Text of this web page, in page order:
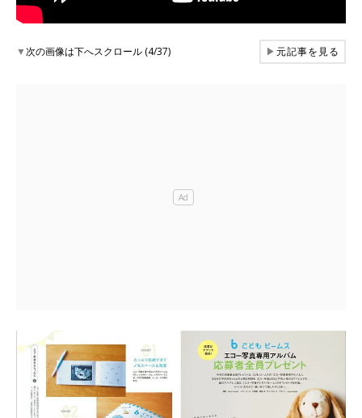
▼次の画像は下へスクロール (4/37) ▶元記事を見る